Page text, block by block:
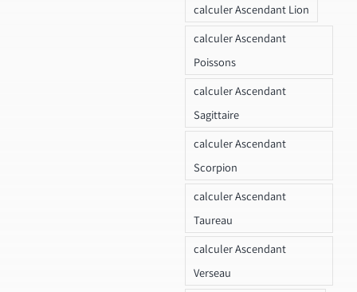
calculer Ascendant Lion
calculer Ascendant
Poissons
calculer Ascendant
Sagittaire
calculer Ascendant
Scorpion
calculer Ascendant
Taureau
calculer Ascendant
Verseau